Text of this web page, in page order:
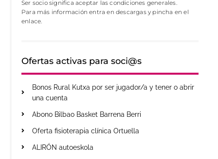
Ser socio significa aceptar las condiciones generales.
Para más información entra en descargas y pincha en el
enlace.
Ofertas activas para soci@s
Bonos Rural Kutxa por ser jugador/a y tener o abrir
una cuenta
Abono Bilbao Basket Barrena Berri
Oferta fisioterapia clínica Ortuella
ALIRÓN autoeskola